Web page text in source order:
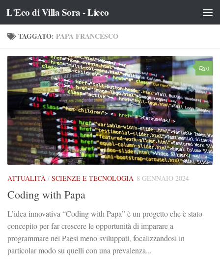
Salta al contenuto
L'Eco di Villa Sora - Liceo
TAGGATO: PAPA FRANCESCO
0
ATTUALITÀ / SCIENZE E TECNOLOGIA 8 GENNAIO 2024
Coding with Papa
L’idea innovativa “Coding with Papa” è un progetto che è stato
concepito per far crescere le opportunità di imparare a
programmare nei Paesi meno sviluppati, focalizzandosi in
particolar modo su quelli con una prevalenza...